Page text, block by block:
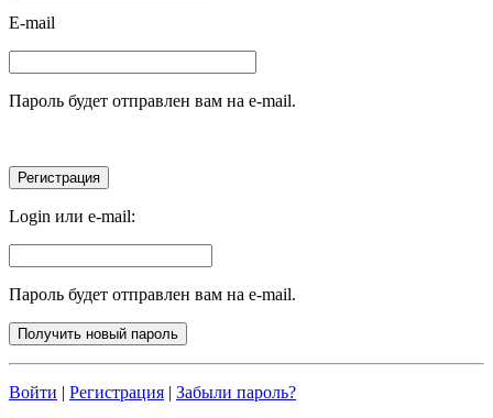
E-mail
Пароль будет отправлен вам на e-mail.
Login или e-mail:
Пароль будет отправлен вам на e-mail.
Войти | Регистрация | Забыли пароль?